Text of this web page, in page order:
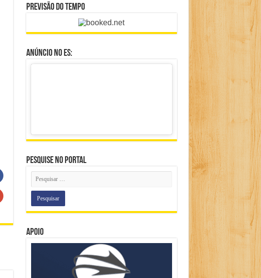
Previsão do Tempo
Anúncio no ES:
Pesquise no portal
Apoio